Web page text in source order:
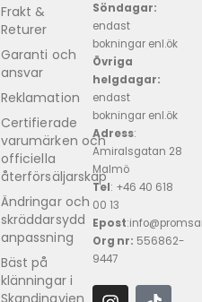
Söndagar:
endast
bokningar enl.ök
Övriga
helgdagar:
endast
bokningar enl.ök
Adress:
Amiralsgatan 28
Malmö
Tel: +46 40 618 ​
00 13
Epost
Org nr: 556862-
9447
Frakt &
Returer
Garanti och
ansvar
Reklamation
Certifierade
varumärken och
officiella
återförsäljarskap
Ändringar och
skräddarsydd
anpassning
Bäst på
klänningar i